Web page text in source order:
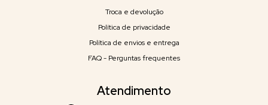
Troca e devolução
Política de privacidade
Política de envios e entrega
FAQ - Perguntas frequentes
Atendimento